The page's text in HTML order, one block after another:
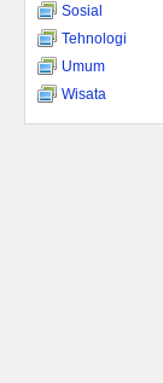
Sosial
Tehnologi
Umum
Wisata